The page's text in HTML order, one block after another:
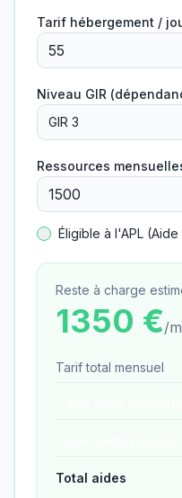
Tarif hébergement /
Niveau GIR
GIR 3
Ressources
Éligible à l'APL
Reste à charge
1350 €/
Tarif total mensuel
Total aides